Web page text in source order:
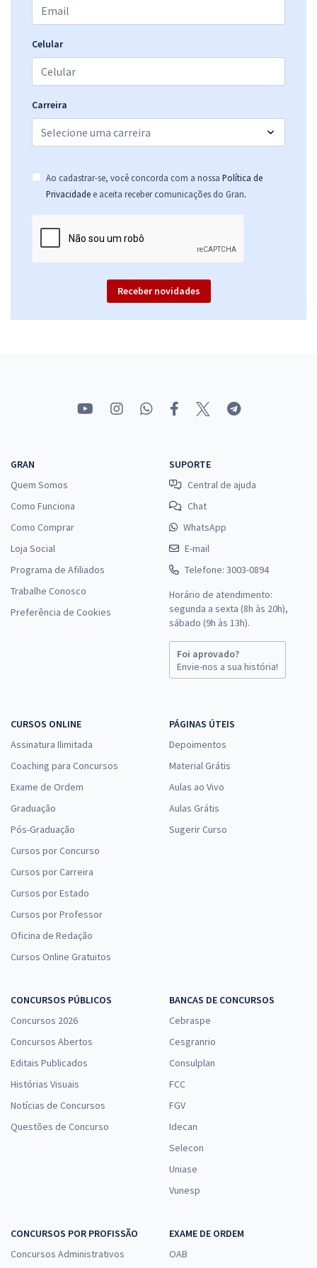
ou 12x deR$35,99
Comprar
TRF 2ª Região (RJ/ES) - Tribunal Regional Federal da 2ª Região - Juiz
R$ 719,04
59,92
Economize R$ 179,76 (-20%)
Comprar
ou 12x de
52,72
Conhecimentos Específicos para o Cargo de Analista Judiciário -
Área Judiciária - Sem Especialidade
à vista
52,72
Economize R$ 158,16 (-20%)
Comprar
Celular
Carreira
Ao cadastrar-se, você concorda com a nossa Política de
Privacidade e aceita receber comunicações do Gran.
Receber novidades
GRAN
Quem Somos
Como Funciona
Como Comprar
Loja Social
Programa de Afiliados
Trabalhe Conosco
Preferência de Cookies
SUPORTE
Central de ajuda
Chat
WhatsApp
E-mail
Telefone: 3003-0894
Horário de atendimento:
segunda a sexta (8h às 20h),
sábado (9h às 13h).
Foi aprovado?
Envie-nos a sua história!
CURSOS ONLINE
Assinatura Ilimitada
Coaching para Concursos
Exame de Ordem
Graduação
Pós-Graduação
Cursos por Concurso
Cursos por Carreira
Cursos por Estado
Cursos por Professor
Oficina de Redação
Cursos Online Gratuitos
PÁGINAS ÚTEIS
Depoimentos
Material Grátis
Aulas ao Vivo
Aulas Grátis
Sugerir Curso
CONCURSOS PÚBLICOS
Concursos 2026
Concursos Abertos
Editais Publicados
Histórias Visuais
Notícias de Concursos
Questões de Concurso
BANCAS DE CONCURSOS
Cebraspe
Cesgranrio
Consulplan
FCC
FGV
Idecan
Selecon
Uniase
Vunesp
CONCURSOS POR PROFISSÃO
Concursos Administrativos
EXAME DE ORDEM
OAB